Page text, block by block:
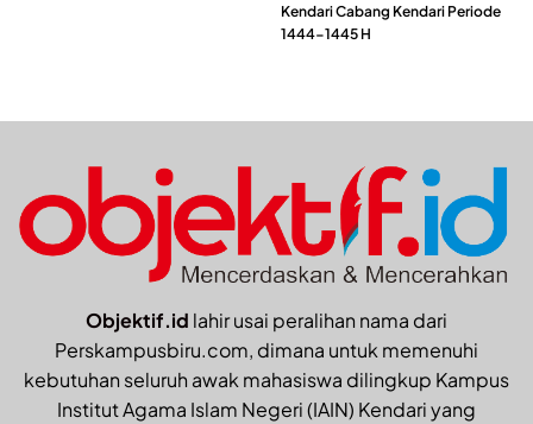
Kendari Cabang Kendari Periode
1444-1445 H
Objektif.id lahir usai peralihan nama dari
Perskampusbiru.com, dimana untuk memenuhi
kebutuhan seluruh awak mahasiswa dilingkup Kampus
Institut Agama Islam Negeri (IAIN) Kendari yang